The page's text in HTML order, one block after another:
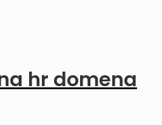
hr domena